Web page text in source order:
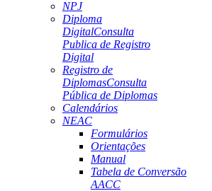
NPJ
Diploma
DigitalConsulta
Publica de Registro
Digital
Registro de
DiplomasConsulta
Pública de Diplomas
Calendários
NEAC
Formulários
Orientações
Manual
Tabela de Conversão
AACC